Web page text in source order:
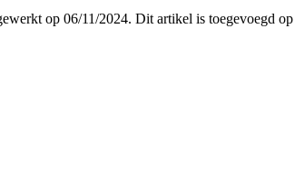
op 06/11/2024. Dit artikel is toegevoegd